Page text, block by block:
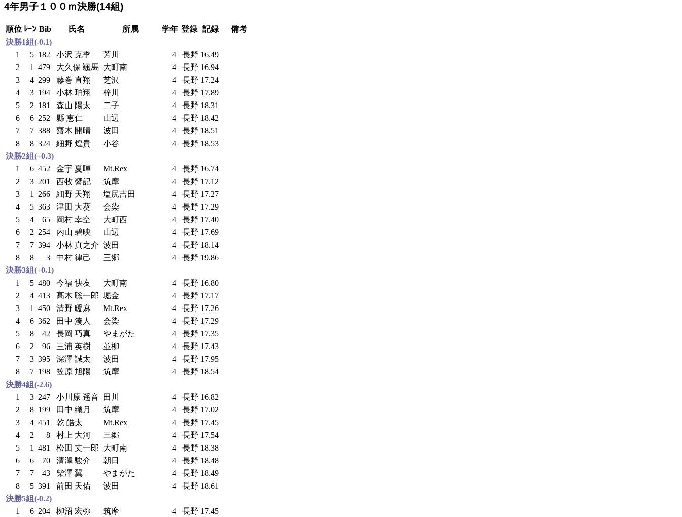
4年男子１００ｍ決勝(14組)
順位 ﾚｰﾝ Bib 氏名 所属 学年 登録 記録
備考
決勝1組(-0.1)
1
5 182 小沢 克季 芳川 4 長野 16.49
2
1 479 大久保 颯馬 大町南 4 長野 16.94
3
4 299 藤巻 直翔 芝沢 4 長野 17.24
4
3 194 小林 珀翔 梓川 4 長野 17.89
5
2 181 森山 陽太 二子 4 長野 18.31
6
6 252 縣 恵仁 山辺 4 長野 18.42
7
7 388 齋木 開晴 波田 4 長野 18.51
8
8 324 細野 煌貴 小谷 4 長野 18.53
決勝2組(+0.3)
1
6 452 金宇 夏暉 Mt.Rex 4 長野 16.74
2
3 201 西牧 響記 筑摩 4 長野 17.12
3
1 266 細野 天翔 塩尻吉田 4 長野 17.27
4
5 363 津田 大葵 会染 4 長野 17.29
5
4 65 岡村 幸空 大町西 4 長野 17.40
6
2 254 内山 碧映 山辺 4 長野 17.69
7
7 394 小林 真之介 波田 4 長野 18.14
8
8 3 中村 律己 三郷 4 長野 19.86
決勝3組(+0.1)
1
5 480 今福 快友 大町南 4 長野 16.80
2
4 413 髙木 聡一郎 堀金 4 長野 17.17
3
1 450 清野 暖麻 Mt.Rex 4 長野 17.26
4
6 362 田中 湊人 会染 4 長野 17.29
5
8 42 長岡 巧真 やまがた 4 長野 17.35
6
2 96 三浦 英樹 並柳 4 長野 17.43
7
3 395 深澤 誠太 波田 4 長野 17.95
8
7 198 笠原 旭陽 筑摩 4 長野 18.54
決勝4組(-2.6)
1
3 247 小川原 遥音 田川 4 長野 16.82
2
8 199 田中 織月 筑摩 4 長野 17.02
3
4 451 乾 皓太 Mt.Rex 4 長野 17.45
4
2 8 村上 大河 三郷 4 長野 17.54
5
1 481 松田 丈一郎 大町南 4 長野 18.38
6
6 70 清澤 駿介 朝日 4 長野 18.48
7
7 43 柴澤 翼 やまがた 4 長野 18.49
8
5 391 前田 天佑 波田 4 長野 18.61
決勝5組(-0.2)
1
6 204 栁沼 宏弥 筑摩 4 長野 17.45